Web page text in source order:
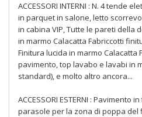
ACCESSORI INTERNI : N. 4 tende
in parquet in salone, letto
in cabina VIP, Tutte le pareti della
in marmo Calacatta Fabriccotti
Finitura lucida in marmo Calacatta
pavimento, top lavabo e lavabi in
standard), e molto altro ancora...
ACCESSORI ESTERNI :
parasole per la zona di poppa del